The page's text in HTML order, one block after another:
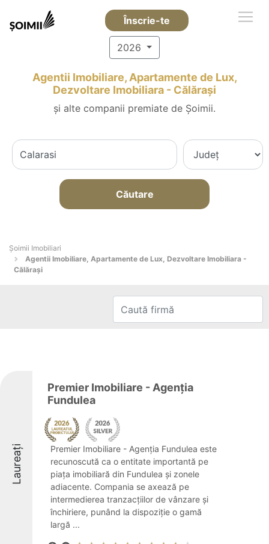
Înscrie-te
2026
Agentii Imobiliare, Apartamente de Lux,
Dezvoltare Imobiliara - Călăraşi
și alte companii premiate de Șoimii.
Căutare
Șoimii Imobiliari
Agentii Imobiliare, Apartamente de Lux, Dezvoltare Imobiliara -
Călăraşi
Laureați
Premier Imobiliare - Agenția
Fundulea
Premier Imobiliare - Agenția Fundulea este
recunoscută ca o entitate importantă pe
piața imobiliară din Fundulea și zonele
adiacente. Compania se axează pe
intermedierea tranzacțiilor de vânzare și
închiriere, punând la dispoziție o gamă
largă ...